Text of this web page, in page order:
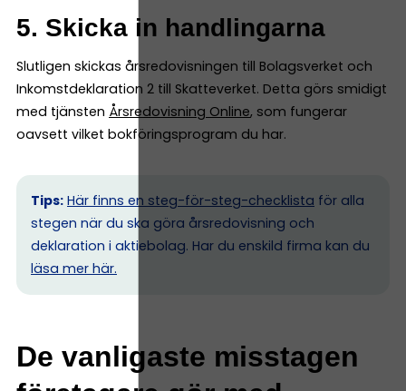
5. Skicka in handlingarna
Slutligen skickas årsredovisningen till Bolagsverket och
Inkomstdeklaration 2 till Skatteverket. Detta görs smidigt
med tjänsten Årsredovisning Online, som fungerar
oavsett vilket bokföringsprogram du har.
Tips: Här finns en steg-för-steg-checklista för alla
stegen när du ska göra årsredovisning och
deklaration i aktiebolag. Har du enskild firma kan du
läsa mer här.
De vanligaste misstagen